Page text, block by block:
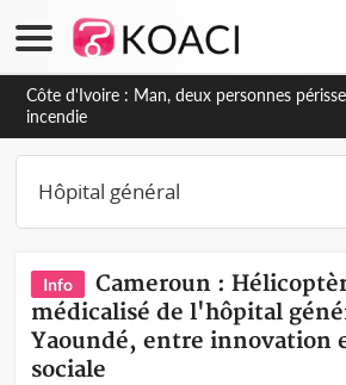
Côte d'Ivoire : Séileu, la célébration de la
transformée en vaste campagne contre les
dépigmentants dangereux
Info
Cameroun :
médicalisé de l'hôpital
Yaoundé, entre innovation
sociale